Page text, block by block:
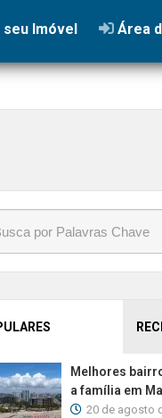
seu Imóvel Área
Melhores
a família em
20 de agosto